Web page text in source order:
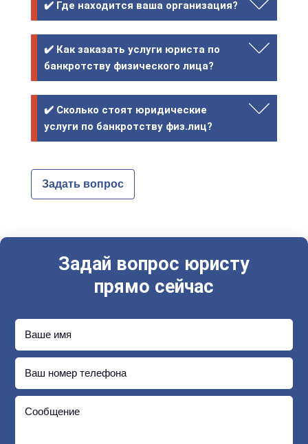
✔️ Где находится ваша организация?
✔️ Как заказать услуги юриста по
банкротству физического лица?
✔️ Сколько стоят юридические
услуги по банкротству физ.лиц?
Задать вопрос
Задай вопрос юристу
прямо сейчас
Ваше имя
Ваш номер телефона
Сообщение